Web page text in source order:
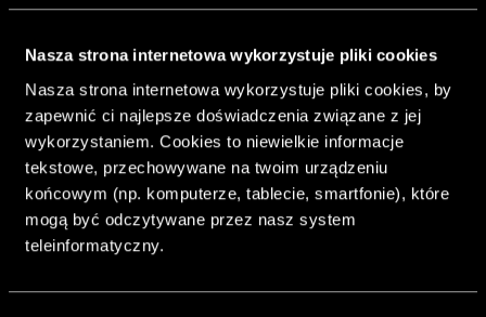
Nasza strona internetowa wykorzystuje pliki cookies
Nasza strona internetowa wykorzystuje pliki cookies, by
zapewnić ci najlepsze doświadczenia związane z jej
wykorzystaniem. Cookies to niewielkie informacje
tekstowe, przechowywane na twoim urządzeniu
końcowym (np. komputerze, tablecie, smartfonie), które
mogą być odczytywane przez nasz system
teleinformatyczny.
& Living 40.
„Dom bardziej
Twój. Odważ się
urządzić go